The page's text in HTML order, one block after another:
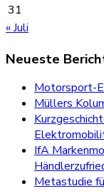
31
« Juli
Neueste
Motorsport-
Müllers
IfA
Metastudie